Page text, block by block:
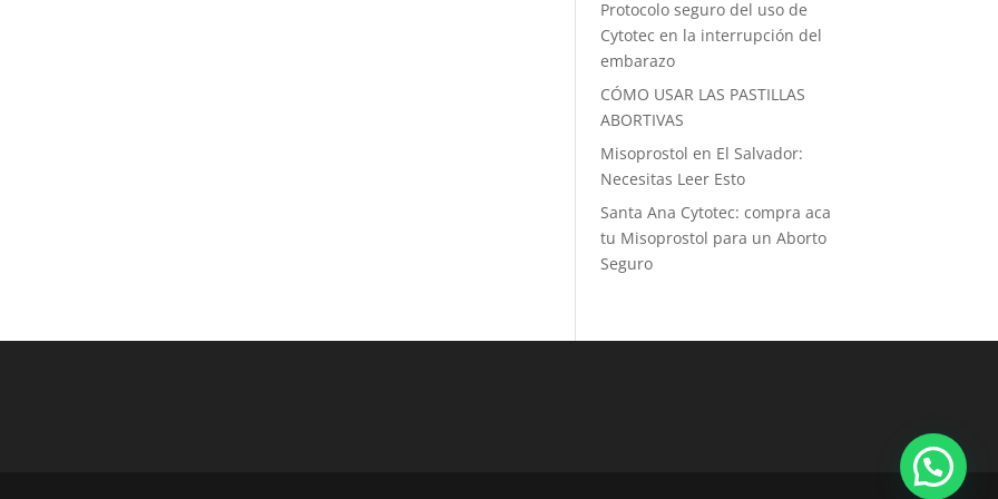
Protocolo seguro del uso de
Cytotec en la interrupción del
embarazo
CÓMO USAR LAS PASTILLAS
ABORTIVAS
Misoprostol en El Salvador:
Necesitas Leer Esto
Santa Ana Cytotec: compra aca
tu Misoprostol para un Aborto
Seguro